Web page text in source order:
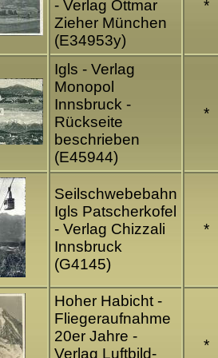
- Verlag Ottmar
Zieher München
(E34953y)
*
Igls - Verlag
Monopol
Innsbruck -
Rückseite
beschrieben
(E45944)
*
Seilschwebebahn
Igls Patscherkofel
- Verlag Chizzali
Innsbruck
(G4145)
*
Hoher Habicht -
Fliegeraufnahme
20er Jahre -
Verlag Luftbild-
*